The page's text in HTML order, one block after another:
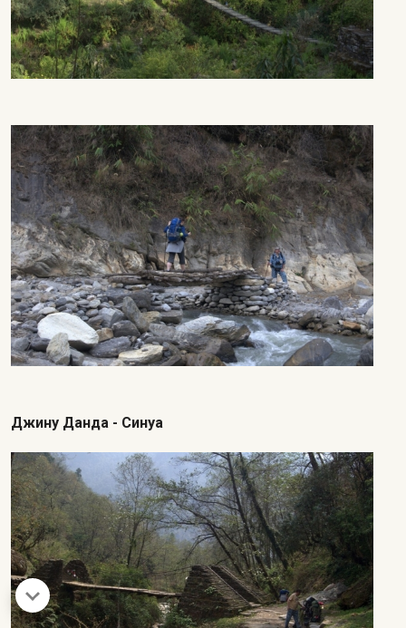
Джину Данда - Синуа